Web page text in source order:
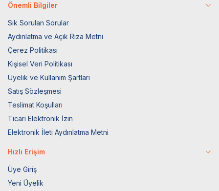
Önemli Bilgiler
Sık Sorulan Sorular
Aydınlatma ve Açık Rıza Metni
Çerez Politikası
Kişisel Veri Politikası
Üyelik ve Kullanım Şartları
Satış Sözleşmesi
Teslimat Koşulları
Ticari Elektronik İzin
Elektronik İleti Aydınlatma Metni
Hızlı Erişim
Üye Giriş
Yeni Üyelik